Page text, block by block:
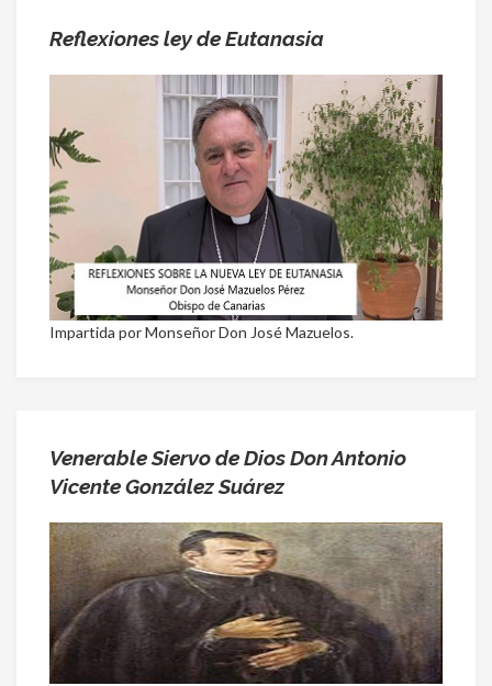
Reflexiones ley de Eutanasia
Impartida por Monseñor Don José Mazuelos.
Venerable Siervo de Dios Don Antonio
Vicente González Suárez